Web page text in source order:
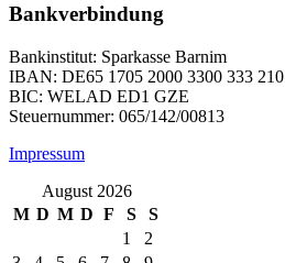
Bankverbindung
Bankinstitut: Sparkasse Barnim
IBAN: DE65 1705 2000 3300 333 210
BIC: WELAD ED1 GZE
Steuernummer: 065/142/00813
Impressum
August 2026
M D M D F S
S
1
2